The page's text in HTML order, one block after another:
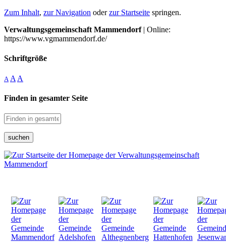
Zum Inhalt, zur Navigation oderzur Startseite springen.
Verwaltungsgemeinschaft Mammendorf| Online:
https://www.vgmammendorf.de/
Schriftgröße
A A A
Finden in gesamter Seite
suchen